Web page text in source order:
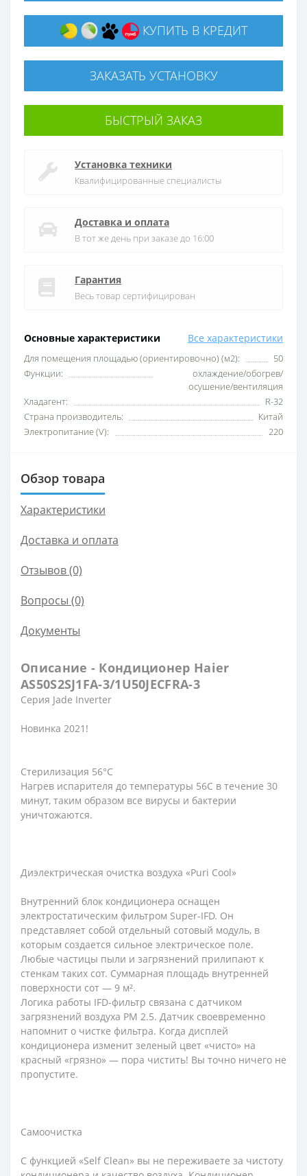
Основные характеристики Все характеристики
Для помещения площадью (ориентировочно) (м2):
50
Функции:
охлаждение/обогрев/
осушение/вентиляция
Хладагент:
R-32
Страна производитель:
Китай
Электропитание (V):
220
КУПИТЬ В КРЕДИТ
ЗАКАЗАТЬ УСТАНОВКУ
БЫСТРЫЙ ЗАКАЗ
Установка техники
Квалифицированные специалисты
Доставка и оплата
В тот же день при заказе до 16:00
Гарантия
Весь товар сертифицирован
Обзор товара
Характеристики
Доставка и оплата
Отзывов (0)
Вопросы (0)
Документы
Описание - Кондиционер Haier
AS50S2SJ1FA-3/1U50JECFRA-3
Серия Jade Inverter
Новинка 2021!
Стерилизация 56°С
Нагрев испарителя до температуры 56С в течение 30
минут, таким образом все вирусы и бактерии
уничтожаются.
Диэлектрическая очистка воздуха «Puri Cool»
Внутренний блок кондиционера оснащен
электростатическим фильтром Super-IFD. Он
представляет собой отдельный сотовый модуль, в
которым создается сильное электрическое поле.
Любые частицы пыли и загрязнений прилипают к
стенкам таких сот. Суммарная площадь внутренней
поверхности сот — 9 м².
Логика работы IFD-фильтр связана с датчиком
загрязнений воздуха PM 2.5. Датчик своевременно
напомнит о чистке фильтра. Когда дисплей
кондиционера изменит зеленый цвет «чисто» на
красный «грязно» — пора чистить! Вы точно ничего не
пропустите.
Самоочистка
С функцией «Self Clean» вы не переживаете за чистоту